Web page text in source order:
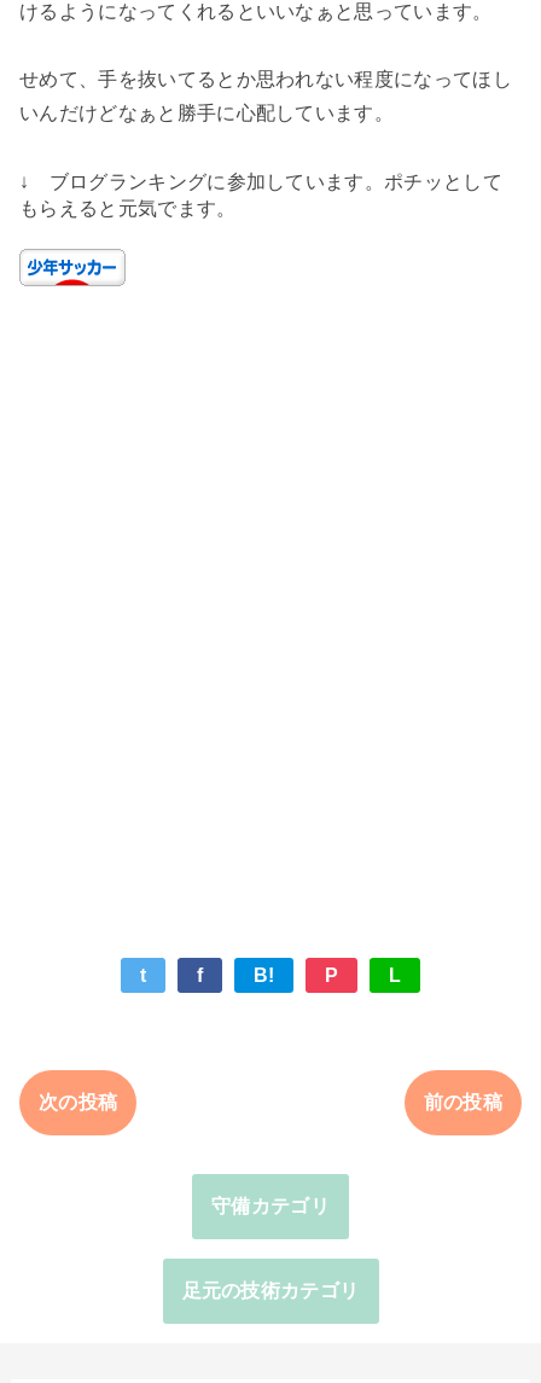
けるようになってくれるといいなぁと思っています。
せめて、手を抜いてるとか思われない程度になってほし
いんだけどなぁと勝手に心配しています。
↓ ブログランキングに参加しています。ポチッとして
もらえると元気でます。
t f B! P L
次の投稿 前の投稿
守備カテゴリ
足元の技術カテゴリ